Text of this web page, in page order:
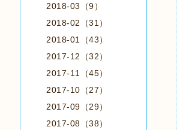
2018-03（9）
2018-02（31）
2018-01（43）
2017-12（32）
2017-11（45）
2017-10（27）
2017-09（29）
2017-08（38）